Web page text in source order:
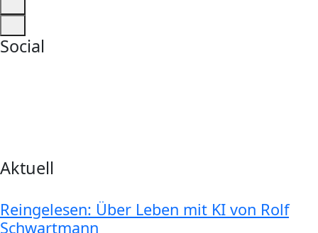
Social
Aktuell
Reingelesen: Über Leben mit KI von Rolf
Schwartmann